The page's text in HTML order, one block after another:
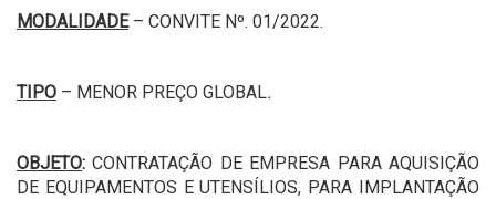
MODALIDADE– CONVITE Nº. 01/2022.
TIPO – MENOR PREÇO GLOBAL.
OBJETO:CONTRATAÇÃO DE EMPRESA PARA AQUISIÇÃO
DE EQUIPAMENTOS E UTENSÍLIOS, PARA IMPLANTAÇÃO